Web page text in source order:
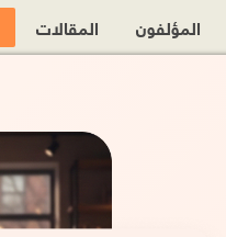
المؤلفون المقالات